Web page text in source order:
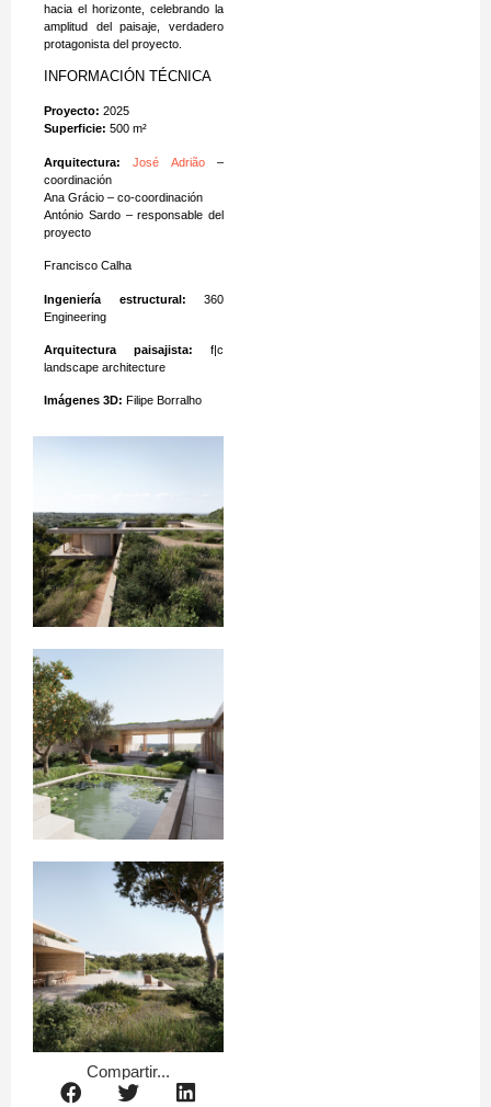
hacia el horizonte, celebrando la
amplitud del paisaje, verdadero
protagonista del proyecto.
INFORMACIÓN TÉCNICA
Proyecto: 2025
Superficie: 500 m²
Arquitectura: José Adrião–
coordinación
Ana Grácio – co-coordinación
António Sardo – responsable del
proyecto
Francisco Calha
Ingeniería estructural: 360
Engineering
Arquitectura paisajista: f|c
landscape architecture
Imágenes 3D: Filipe Borralho
Compartir...